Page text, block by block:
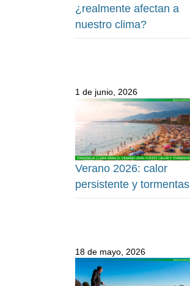
¿realmente afectan a
nuestro clima?
1 de junio, 2026
Verano 2026: calor
persistente y tormentas
18 de mayo, 2026